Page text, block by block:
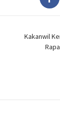
Kakanwil